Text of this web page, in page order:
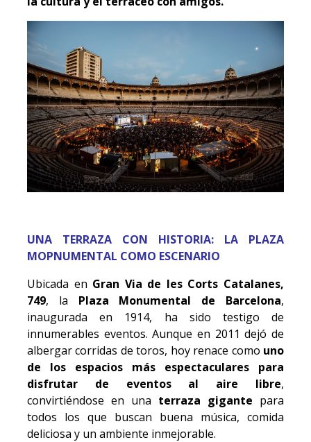
UNA TERRAZA CON HISTORIA: LA PLAZA
MOPNUMENTAL COMO ESCENARIO
Ubicada en Gran Via de les Corts Catalanes,
749, la Plaza Monumental de Barcelona,
inaugurada en 1914, ha sido testigo de
innumerables eventos. Aunque en 2011 dejó de
albergar corridas de toros, hoy renace como uno
de los espacios más espectaculares para
disfrutar de eventos al aire libre,
convirtiéndose en una terraza gigante para
todos los que buscan buena música, comida
deliciosa y un ambiente inmejorable.